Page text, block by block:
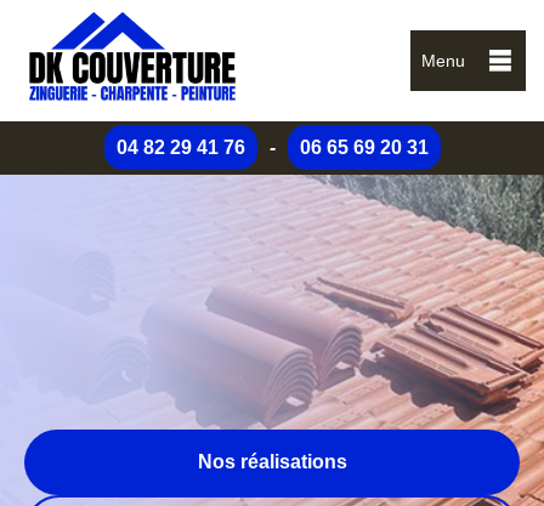
Menu
04 82 29 41 76 - 06 65 69 20 31
Nos réalisations